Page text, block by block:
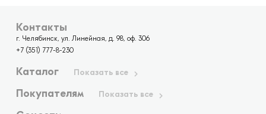
Контакты
г. Челябинск, ул. Линейная, д. 98, оф. 306
+7 (351) 777-8-230
Каталог Показать все
Покупателям Показать все